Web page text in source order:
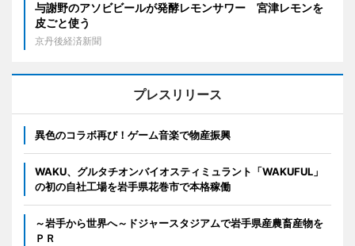
与謝野のアソビビールが発酵レモンサワー 宮津レモンを
皮ごと使う
京丹後経済新聞
プレスリリース
異色のコラボ再び！ゲーム音楽で物産振興
WAKU、グルタチオンバイオスティミュラント「WAKUFUL」
の初の自社工場を岩手県花巻市で本格稼働
～岩手から世界へ～ドジャースタジアムで岩手県産農畜産物を
ＰＲ